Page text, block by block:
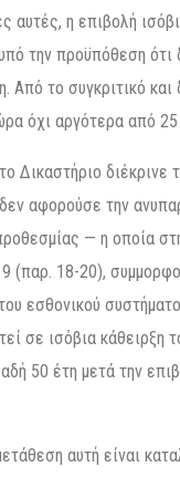
η επιβολή
την προϋπόθεση ότι
Από το συγκριτικό
όχι αργότερα από
Δικαστήριο
αφορούσε την
— η οποία
(παρ. 18-20),
εσθονικού
σε ισόβια κάθειρξη
50 έτη μετά την
αυτή είναι